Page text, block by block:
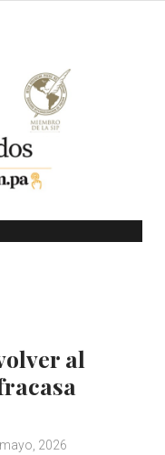
al
2026